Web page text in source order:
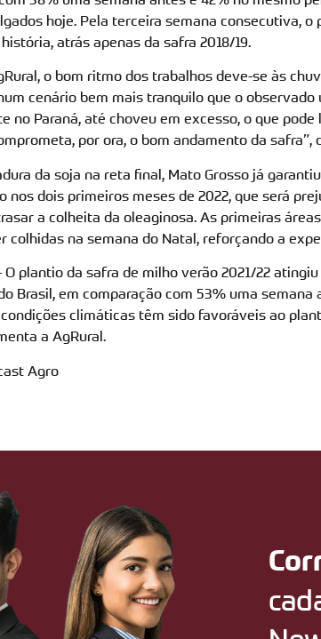
hoje. Pela terceira semana consecutiva,
atrás apenas da safra 2018/19.
o bom ritmo dos trabalhos deve-se às
cenário bem mais tranquilo que o observado
no Paraná, até choveu em excesso, o que
por ora, o bom andamento da
da soja na reta final, Mato Grosso já
nos dois primeiros meses de 2022, que será
a colheita da oleaginosa. As primeiras
colhidas na semana do Natal, reforçando a
O plantio da safra de milho verão 2021/22
Brasil, em comparação com 53% uma
condições climáticas têm sido favoráveis ao
a AgRural.
Agro